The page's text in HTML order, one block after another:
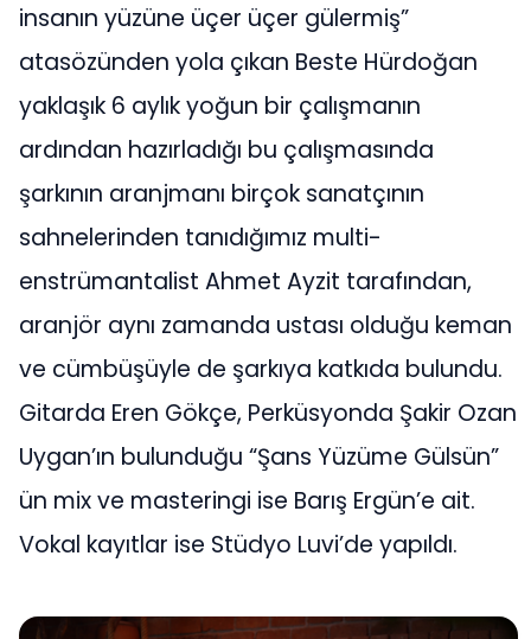
insanın yüzüne üçer üçer gülermiş”
atasözünden yola çıkan Beste Hürdoğan
yaklaşık 6 aylık yoğun bir çalışmanın
ardından hazırladığı bu çalışmasında
şarkının aranjmanı birçok sanatçının
sahnelerinden tanıdığımız multi-
enstrümantalist Ahmet Ayzit tarafından,
aranjör aynı zamanda ustası olduğu keman
ve cümbüşüyle de şarkıya katkıda bulundu.
Gitarda Eren Gökçe, Perküsyonda Şakir Ozan
Uygan’ın bulunduğu “Şans Yüzüme Gülsün”
ün mix ve masteringi ise Barış Ergün’e ait.
Vokal kayıtlar ise Stüdyo Luvi’de yapıldı.